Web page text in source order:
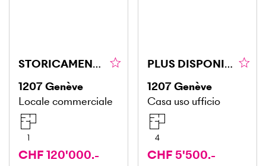
STORICAMENTE, PER GLI APPASSIONATI DI MODELLISMO
1207Genève
Locale commerciale
1
CHF 120'000.-
PLUS DISPONIBLE
1207Genève
Casa uso ufficio
4
CHF 5'500.-